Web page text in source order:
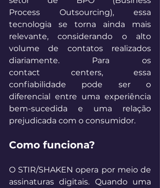
Process Outsourcing), essa
tecnologia se torna ainda mais
relevante, considerando o alto
volume de contatos realizados
diariamente. Para os
contact centers, essa
confiabilidade pode ser o
diferencial entre uma experiência
bem-sucedida e uma relação
prejudicada com o consumidor.
Como funciona?
O STIR/SHAKEN opera por meio de
assinaturas digitais. Quando uma